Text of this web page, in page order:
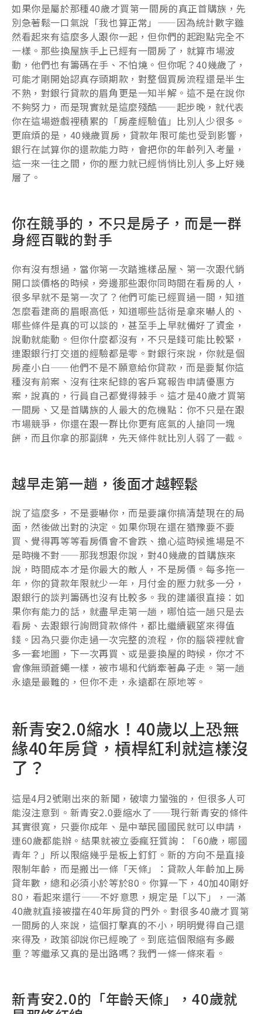
如果你是屬於那種40歲才買第一間房的真正首購族，先
別急著鬆一口氣說「我也算正常」——因為統計數字雖
然看起來有這麼多人跟你一起，但你們的起跑點完全不
一樣。那些換屋族手上已經有一間房了，就算市場波
動，他們也有籌碼在手、不怕燒。但你呢？40幾歲了，
可能才剛開始認真存頭期款，對整個買房流程還是半生
不熟，對銀行貸款的眉角更是一知半解。這不是在說你
不夠努力，而是現實就是這麼殘酷——起步晚，就代表
你在這場遊戲裡積累的「房產經驗值」比別人少很多。
更麻煩的是，40幾歲買房，貸款年限可能也受到影響，
銀行在試算你的還款能力時，會把你的年齡列入考量，
這一來一往之間，你的壓力就已經悄悄比別人多上好幾
層了。
你在競爭的，不只是房子，而是一群
身經百戰的對手
你有沒有想過，當你第一次踏進樣品屋、第一次跟代銷
開口談價格的時候，旁邊那些跟你同時間在看房的人，
很多早就不是第一次了？他們可能已經買過一間，知道
怎麼看建商的眉眼高低，知道哪些話術是拿來嚇人的、
哪些條件是真的可以談的，甚至手上早就備好了資金，
說動就能動。但你什麼都沒有，不只是錢可能比較緊，
連跟銀行打交道的經驗都是零。對銀行來說，你就是個
房產小白——他們不是不願意給你貸款，而是要幫你這
種沒有前案、沒有往來紀錄的客戶寫報告申請優惠方
案，說真的，行員自己都覺得棘手。這才是40歲才買第
一間房、又是首購族的人最大的危機點：你不只是在跟
市場競爭，你還在跟一群比你更有底氣的人搶同一塊
餅，而且你拿的那副牌，先天條件就比別人弱了一截。
越早走第一趟，後面才越輕鬆
說了這麼多，不是要嚇你，而是要讓你搞清楚現在的局
面，然後做出對的決定。如果你現在還在猶豫要不要
買、覺得再等等看房價會不會跌、擔心這時候進場是不
是時機不對——那我想跟你說，對40幾歲的首購族來
說，時間成本才是你最大的敵人，不是房價。每多拖一
年，你的貸款年限就少一年，月付金的壓力就多一分，
跟銀行的談判籌碼也沒有比較多。我的建議很直接：如
果你有能力的話，就盡早走第一趟，哪怕這一趟只是去
看房、去跟銀行詢問貸款條件，都比繼續觀望來得值
錢。因為只要你走過一次完整的流程，你的腦袋裡就會
多一套地圖，下一次再買、或是要換屋的時候，你才不
會像無頭蒼蠅一樣，被市場和代銷牽著鼻子走。第一趟
永遠是最難的，但你不走，永遠都在原地等。
新青安2.0縮水！40歲以上恐無
緣40年房貸，槓桿紅利就這樣沒
了？
這是4月2號剛出來的新聞，破壞力蠻強的，但很多人可
能沒注意到。新青安2.0要縮水了——現行新青安的條件
其實很寬，只要你成年、是中華民國國民就可以申請，
連60歲都能辦。結果就被立委瘋狂質詢：「60歲，哪國
青年？」所以限縮幾乎是板上釘釘。新的方向不是直接
限制年齡，而是搬出一條「天條」：貸款人年齡加上房
貸年數，總和必須小於等於80。你算一下，40加40剛好
80，看起來還行——不好意思，規定是「以下」，一滿
40歲就直接被擋在40年房貸的門外。對很多40歲才買第
一間房的人來說，這個打擊真的不小，明明覺得自己還
來得及，政策卻說你已經晚了。到底這個限縮有多嚴
重？等繼承又真的是出路嗎？我們一條一條來看。
新青安2.0的「年齡天條」，40歲就